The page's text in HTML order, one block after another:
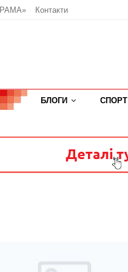
Контакти
БЛОГИ СПОРТ